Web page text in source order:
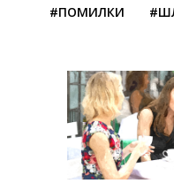
#ПОМИЛКИ